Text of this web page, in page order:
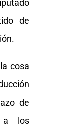
de
cosa
de
a los